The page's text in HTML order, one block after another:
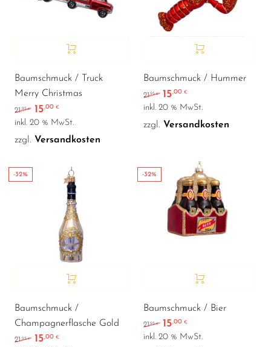
Baumschmuck / Truck
Merry Christmas
21,95€ Ursprünglicher Preis war: 21,95 €
15,00 € Aktueller Preis ist: 15,00 €.
inkl. 20 % MwSt.
zzgl. Versandkosten
Baumschmuck / Hummer
21,95€ Ursprünglicher Preis
15,00€
inkl. 20 % MwSt.
zzgl. Versandkosten
-32%
Baumschmuck /
Champagnerflasche Gold
21,95€ Ursprünglicher Preis war: 21,95 €
15,00 € Aktueller Preis ist: 15,00 €.
-32%
Baumschmuck / Bier
21,95€ Ursprünglicher Preis
15,00€
inkl. 20 % MwSt.